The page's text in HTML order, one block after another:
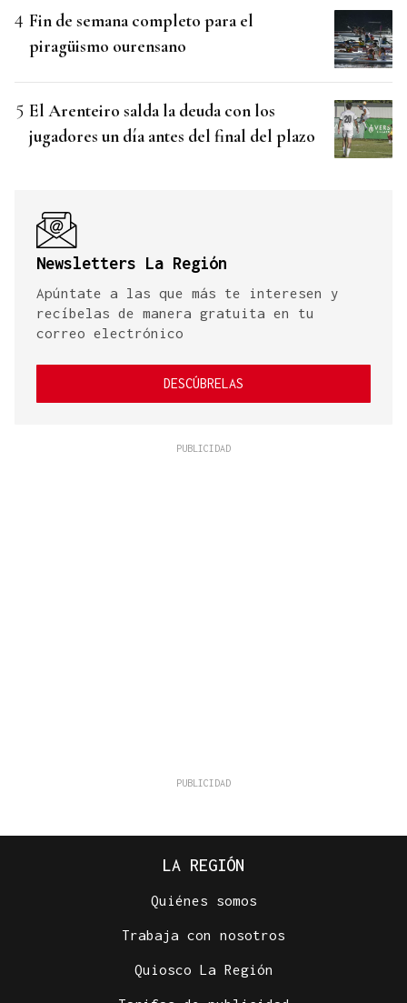
Fin de semana completo para el
piragüismo ourensano
El Arenteiro salda la deuda con los
jugadores un día antes del final del plazo
Newsletters La Región
Apúntate a las que más te interesen y
recíbelas de manera gratuita en tu
correo electrónico
DESCÚBRELAS
LA REGIÓN
Quiénes somos
Trabaja con nosotros
Quiosco La Región